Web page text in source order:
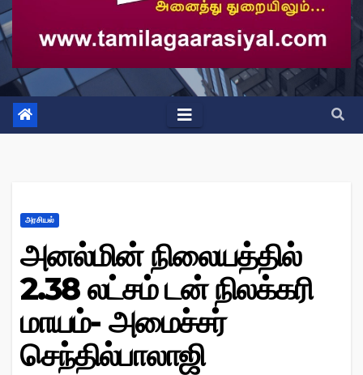
அரசியல்
அனல்மின் நிலையத்தில்
2.38 லட்சம் டன் நிலக்கரி
மாயம்- அமைச்சர்
செந்தில்பாலாஜி